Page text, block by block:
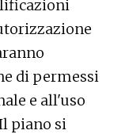
di permessi
e all'uso
piano si